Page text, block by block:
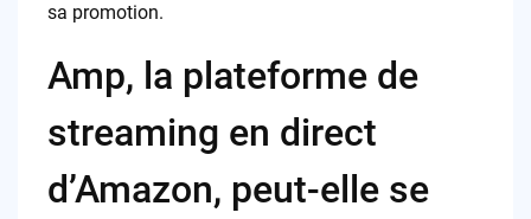
sa promotion.
Amp, la plateforme de
streaming en direct
d’Amazon, peut-elle se